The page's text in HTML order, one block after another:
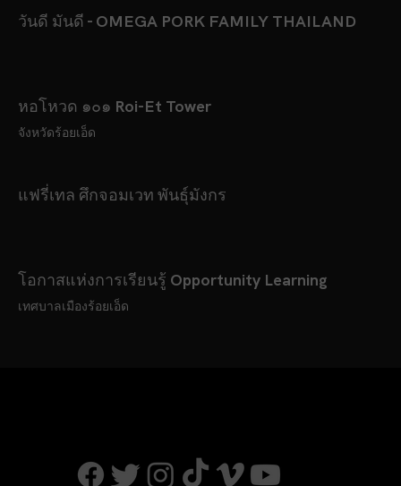
วันดี มันดี - OMEGA PORK FAMILY THAILAND
หอโหวด ๑๐๑ Roi-Et Tower
จังหวัดร้อยเอ็ด
แฟรี่เทล ศึกจอมเวท พันธ์ุมังกร
โอกาสแห่งการเรียนรู้ Opportunity Learning
เทศบาลเมืองร้อยเอ็ด